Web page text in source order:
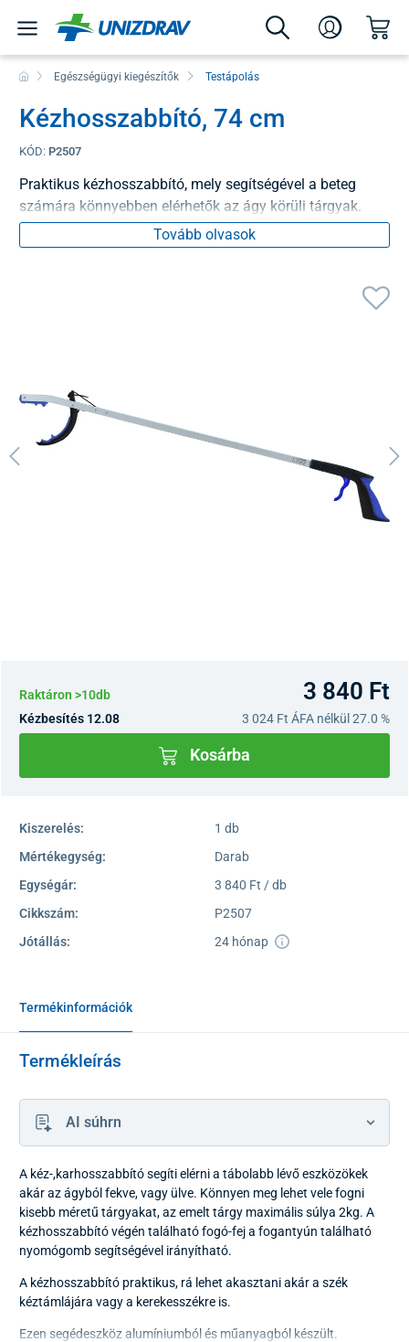
Egészségügyi kiegészítők Testápolás
Kézhosszabbító, 74 cm
KÓD: P2507
Praktikus kézhosszabbító, mely segítségével a beteg
számára könnyebben elérhetők az ágy körüli tárgyak.
Tovább olvasok
Raktáron >10db 3 840 Ft
Kézbesítés 12.08 3 024 Ft ÁFA nélkül 27.0 %
Kosárba
Kiszerelés:
1 db
Mértékegység:
Darab
Egységár:
3 840 Ft / db
Cikkszám:
P2507
Jótállás:
24 hónap
Termékinformációk
Termékleírás
AI súhrn
A kéz-,karhosszabbító segíti elérni a tábolabb lévő eszközökek
akár az ágyból fekve, vagy ülve. Könnyen meg lehet vele fogni
kisebb méretű tárgyakat, az emelt tárgy maximális súlya 2kg. A
kézhosszabbító végén található fogó-fej a fogantyún található
nyomógomb segítségével irányítható.
A kézhosszabbító praktikus, rá lehet akasztani akár a szék
kéztámlájára vagy a kerekesszékre is.
Ezen segédeszköz alumíniumból és műanyagból készült.